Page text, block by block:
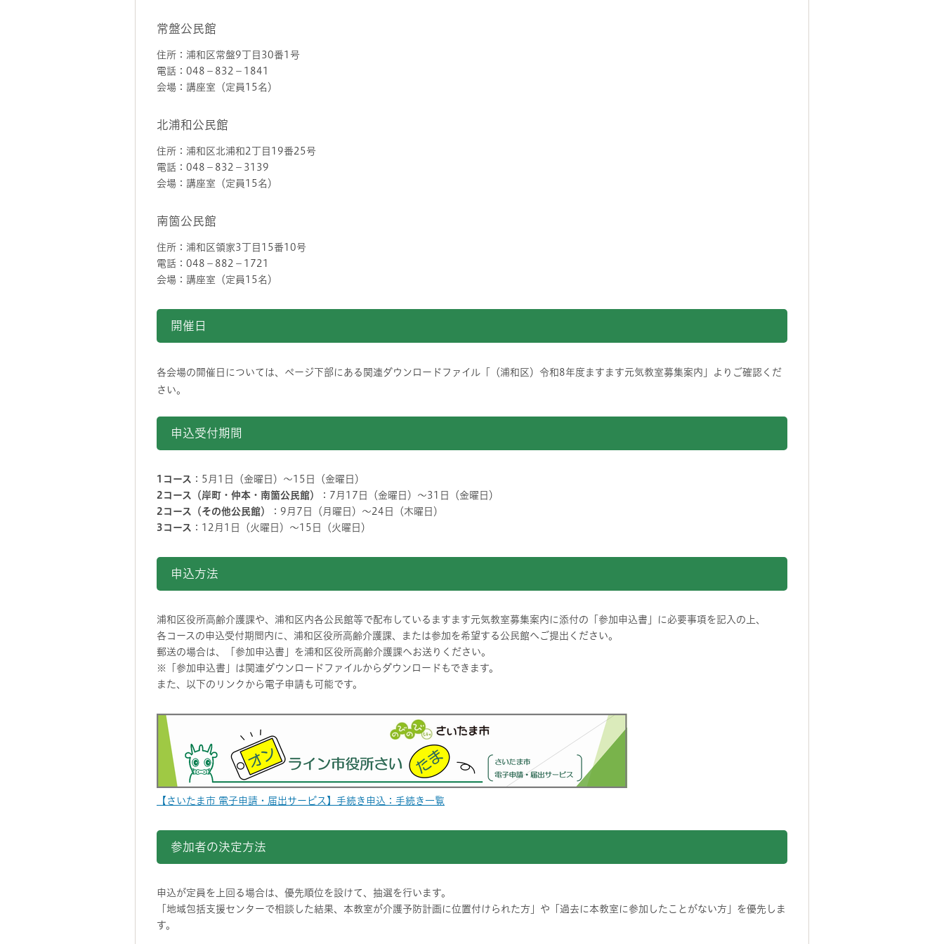
常盤公民館
住所：浦和区常盤9丁目30番1号
電話：048－832－1841
会場：講座室（定員15名）
北浦和公民館
住所：浦和区北浦和2丁目19番25号
電話：048－832－3139
会場：講座室（定員15名）
南箇公民館
住所：浦和区領家3丁目15番10号
電話：048－882－1721
会場：講座室（定員15名）
開催日
各会場の開催日については、ページ下部にある関連ダウンロードファイル「（浦和区）令和8年度ますます元気教室募集案内」よりご確認くだ
さい。
申込受付期間
1コース ：5月1日（金曜日）～15日（金曜日）
2コース（岸町・仲本・南箇公民館）
：7月17日（金曜日）～31日（金曜日）
2コース（その他公民館）
：9月7日（月曜日）～24日（木曜日）
3コース ：12月1日（火曜日）～15日（火曜日）
申込方法
浦和区役所高齢介護課や、浦和区内各公民館等で配布しているますます元気教室募集案内に添付の「参加申込書」に必要事項を記入の上、
各コースの申込受付期間内に、浦和区役所高齢介護課、または参加を希望する公民館へご提出ください。
郵送の場合は、「参加申込書」を浦和区役所高齢介護課へお送りください。
※「参加申込書」は関連ダウンロードファイルからダウンロードもできます。
また、以下のリンクから電子申請も可能です。
【さいたま市 電子申請・届出サービス】手続き申込：手続き一覧
参加者の決定方法
申込が定員を上回る場合は、優先順位を設けて、抽選を行います。
「地域包括支援センターで相談した結果、本教室が介護予防計画に位置付けられた方」や「過去に本教室に参加したことがない方」を優先しま
す。